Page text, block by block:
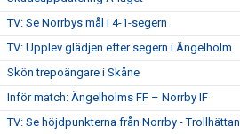
TV: Se Norrbys mål i 4-1-segern
TV: Upplev glädjen efter segern i Ängelholm
Skön trepoängare i Skåne
Inför match: Ängelholms FF – Norrby IF
TV: Se höjdpunkterna från Norrby - Trollhättan